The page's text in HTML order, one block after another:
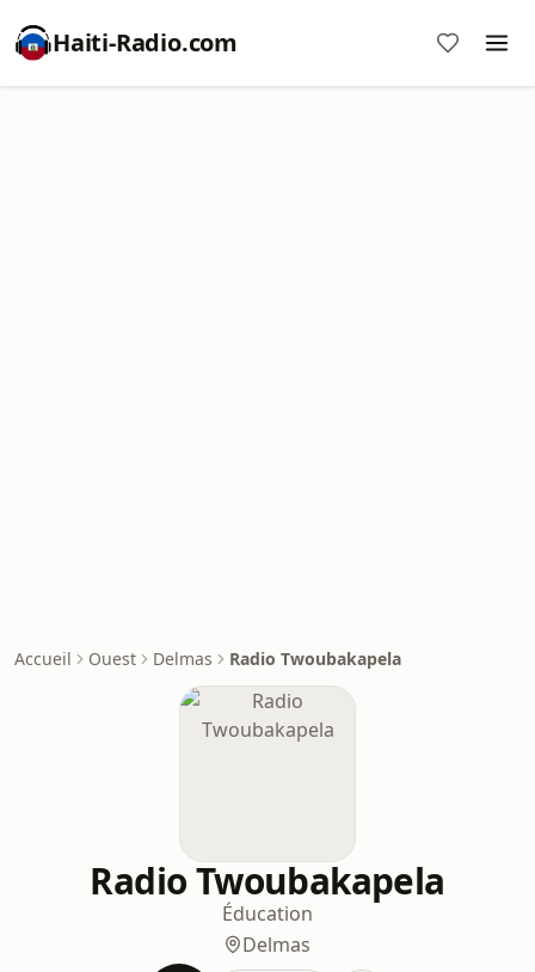
Haiti-Radio.com
Accueil Ouest Delmas Radio Twoubakapela
Radio Twoubakapela
Éducation
Delmas